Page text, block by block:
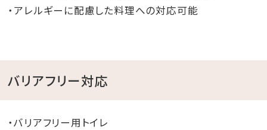
・アレルギーに配慮した料理への対応可能
バリアフリー対応
・バリアフリー用トイレ